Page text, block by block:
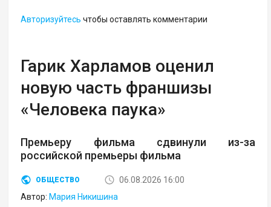
Авторизуйтесь чтобы оставлять комментарии
Гарик Харламов оценил
новую часть франшизы
«Человека паука»
Премьеру фильма сдвинули из-за
российской премьеры фильма
ОБЩЕСТВО
06.08.2026 16:00
Автор: Мария Никишина